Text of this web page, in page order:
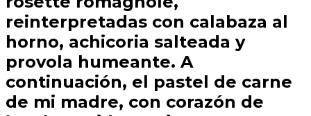
reinterpretadas con calabaza al
horno, achicoria salteada y
provola humeante. A
continuación, el pastel de carne
de mi madre, con corazón de